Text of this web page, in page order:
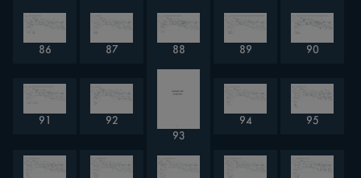
86 87 88 89 90
91
92
93
94 95